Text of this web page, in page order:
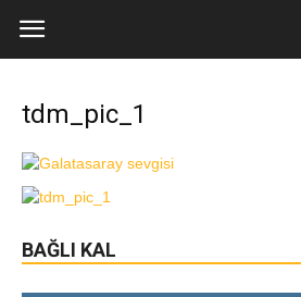
tdm_pic_1
BAĞLI KAL